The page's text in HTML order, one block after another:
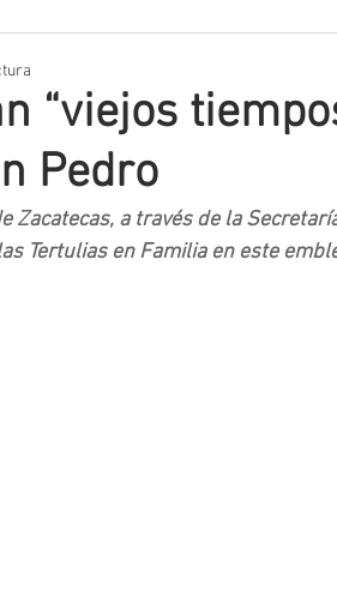
“viejos
Pedro
Zacatecas, a través de la
Tertulias en Familia en este